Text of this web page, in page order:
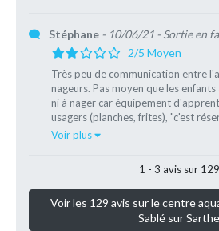
Stéphane - 10/06/21 - Sortie en
2/5 Moyen
Très peu de communication entre
nageurs. Pas moyen que les
ni à nager car équipement
usagers (planches, frites), "c'est
Voir plus
1 - 3 avis sur 129
Voir les 129 avis sur le centre
Sablé sur Sarthe